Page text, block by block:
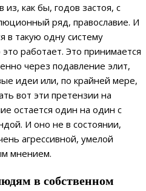
из, как бы, годов застоя, с
ряд, православие. И
в такую одну систему
работает. Это принимается
через подавление элит,
идеи или, по крайней мере,
вот эти претензии на
остается один на один с
И оно не в состоянии,
агрессивной, умелой
мнением.
в собственном